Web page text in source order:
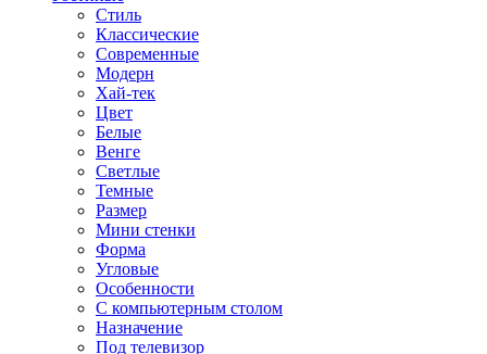
Стиль
Классические
Современные
Модерн
Хай-тек
Цвет
Белые
Венге
Светлые
Темные
Размер
Мини стенки
Форма
Угловые
Особенности
С компьютерным столом
Назначение
Под телевизор